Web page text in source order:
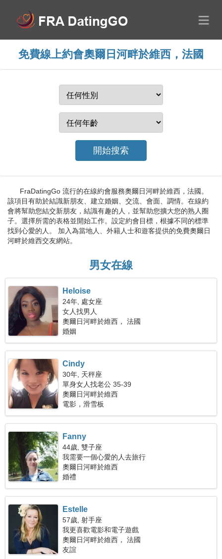
免費線上約會奧爾日河畔於維西，法國
FraDatingGo 流行的在線約會服務奧爾日河畔於維西，法國。
該項目有助於結識新朋友、建立婚姻、交流、會面、調情。在線約
會將幫助您結交新朋友，結識有趣的人，並幫助您擴大您的熟人圈
子。選擇所需的表格並開始工作。設定約會目標，根據不同的標準
找到心愛的人。 加入為當地人、外籍人士和遊客提供的免費奧爾日
河畔於維西交友網站。
男女在線
Heloise
24年, 處女座
女人找男人
奧爾日河畔於維西， 法國
婚姻
Cindy
30年, 天秤座
單身女人找老公 35-39
奧爾日河畔於維西
電影，滑雪板
Fanny
44歲, 雙子座
我需要一個心愛的人去旅行
奧爾日河畔於維西
婚禮
Estelle
57歲, 射手座
我更喜歡電影和電子遊戲
奧爾日河畔於維西， 法國
友誼